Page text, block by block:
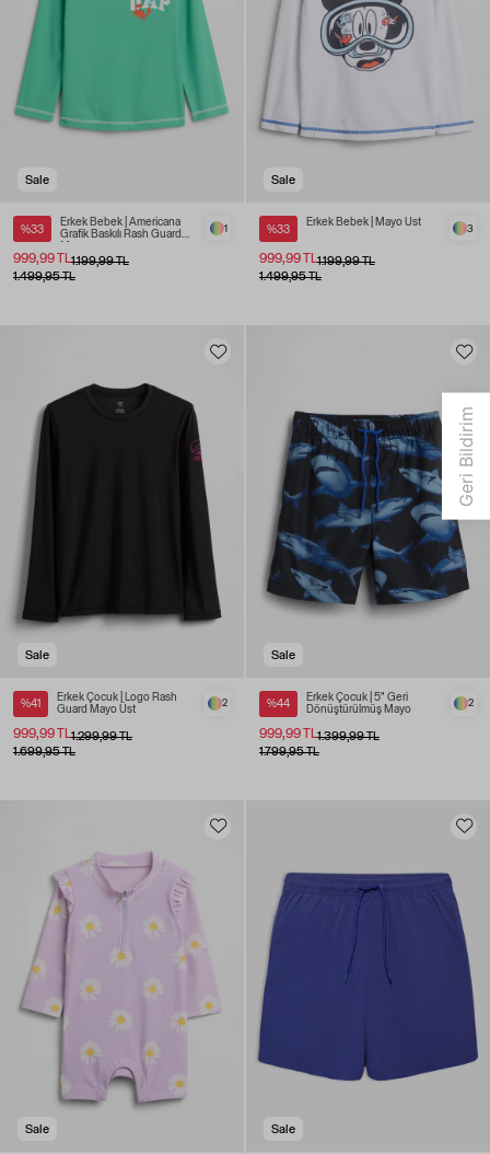
Sale
%33
Erkek Bebek | Americana
Grafik Baskılı Rash Guard
1.199,99 TL
999,99 TL
1
1.499,95 TL
Sale
%33
Erkek Bebek | Mayo Üst
1.199,99 TL
999,99 TL
3
1.499,95 TL
Sale
%41
Erkek Çocuk | Logo Rash
Guard Mayo Üst
1.299,99 TL
999,99 TL
2
1.699,95 TL
Sale
%44
Erkek Çocuk | 5" Geri
Dönüştürülmüş Mayo
1.399,99 TL
999,99 TL
2
1.799,95 TL
Sale Sale